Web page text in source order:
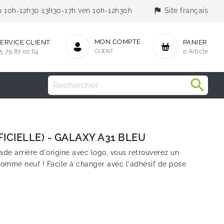
12h30 13h30-17h ven 10h-12h30h flag Site français
PANIER
0 Article
MON COMPTE
CLIENT
CLIENT
79 87 02 64
- GALAXY A31 BLEU
arrière d'origine avec logo, vous retrouverez un
neuf ! Facile à changer avec l'adhésif de pose